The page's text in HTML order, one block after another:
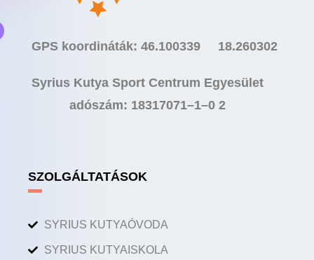
GPS koordináták: 46.100339 18.260302
Syrius Kutya Sport Centrum Egyesület
adószám: 18317071–1–0 2
SZOLGÁLTATÁSOK
SYRIUS KUTYAÓVODA
SYRIUS KUTYAISKOLA